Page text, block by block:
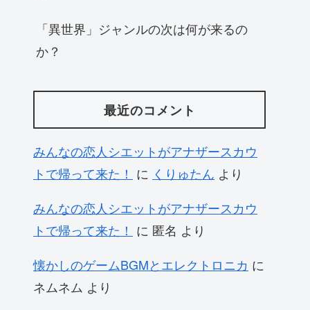
「異世界」ジャンルの次は何が来るの
か？
最近のコメント
みんなの恋人シエットがアナザースカウ
トで帰って来た！ に くりゅたん より
みんなの恋人シエットがアナザースカウ
トで帰って来た！ に 匿名 より
懐かしのゲームBGMとエレクトロニカ に
ネムネム より